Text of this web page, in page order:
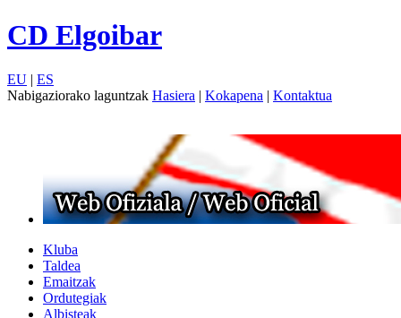
CD Elgoibar
EU | ES
Nabigaziorako laguntzak Hasiera | Kokapena | Kontaktua
Kluba
Taldea
Emaitzak
Ordutegiak
Albisteak